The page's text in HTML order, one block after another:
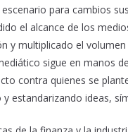
para cambios
el alcance de los
y multiplicado el
sigue en manos
contra quienes se
estandarizando ideas,